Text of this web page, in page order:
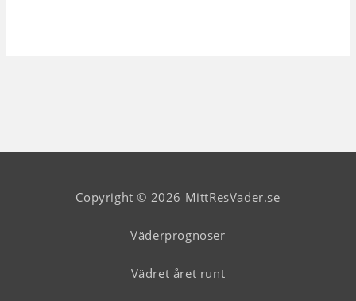
Copyright © 2026 MittResVader.se
Väderprognoser
Vädret året runt